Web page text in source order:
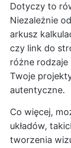
Dotyczy to
Niezależnie
arkusz
czy link do
różne
Twoje
autentyczne.
Co więcej,
układów,
tworzenia